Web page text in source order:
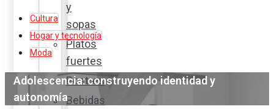
y
sopas
Platos
fuertes
Postres
Bebidas
Cultura
Hogar y tecnología
Moda
Adolescencia: construyendo identidad y
autonomía